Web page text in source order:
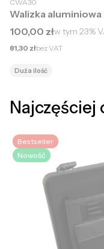
CWA30
Walizka
Cena brutto
100,00 złw tym 23%
Cena netto
81,30 złbez VAT
Duża ilość
Najczęściej
Bestseller
Nowość